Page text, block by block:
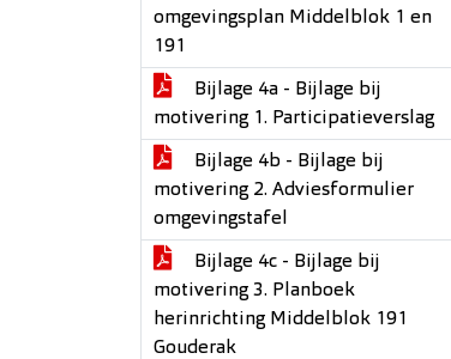
omgevingsplan Middelblok 1 en
191
Bijlage 4a - Bijlage bij
motivering 1. Participatieverslag
Bijlage 4b - Bijlage bij
motivering 2. Adviesformulier
omgevingstafel
Bijlage 4c - Bijlage bij
motivering 3. Planboek
herinrichting Middelblok 191
Gouderak